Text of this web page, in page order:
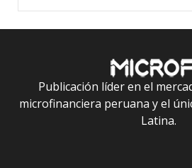
Publicación líder en el
microfinanciera peruana y el
Latina.